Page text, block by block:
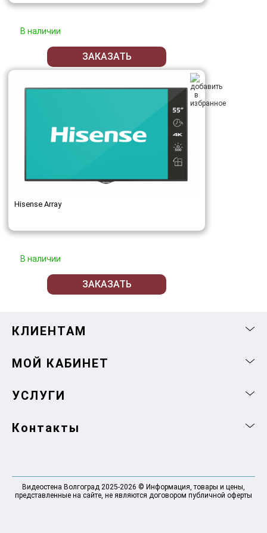
В наличии
ЗАКАЗАТЬ
Hisense Array
В наличии
ЗАКАЗАТЬ
КЛИЕНТАМ
МОЙ КАБИНЕТ
УСЛУГИ
Контакты
Видеостена Волгоград 2025-2026 © Информация, товары и цены,
представленные на сайте, не являются договором публичной оферты